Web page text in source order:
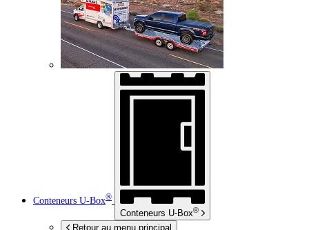
Conteneurs U-Box®
Conteneurs U-Box®
Retour au menu principal